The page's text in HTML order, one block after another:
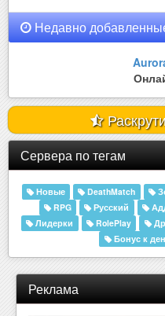
Недавно
Сервера по тегам
Новые DeathMatch
RPG
Русский
Лидерки
RolePlay
Бонус к
Реклама